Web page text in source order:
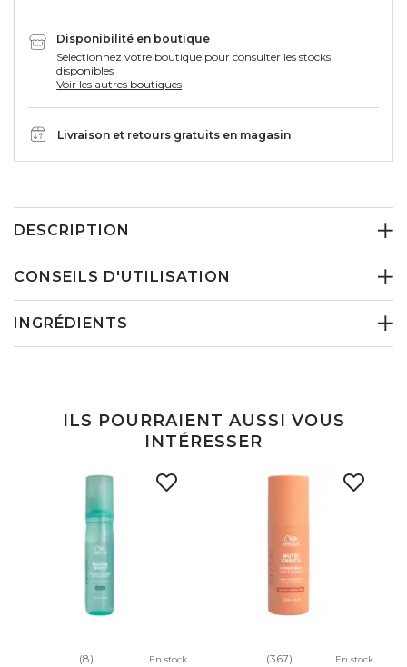
Disponibilité en boutique
Selectionnez votre boutique pour consulter les stocks
disponibles
Voir les autres boutiques
Livraison et retours gratuits en magasin
DESCRIPTION
CONSEILS D'UTILISATION
INGRÉDIENTS
ILS POURRAIENT AUSSI VOUS
INTÉRESSER
(8) En stock (367) En stock